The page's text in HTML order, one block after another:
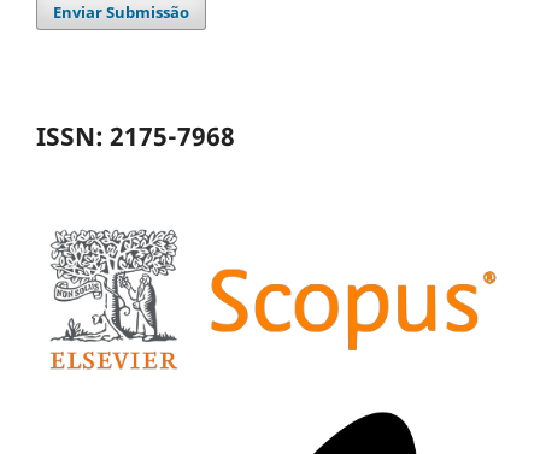
Enviar Submissão
ISSN: 2175-7968